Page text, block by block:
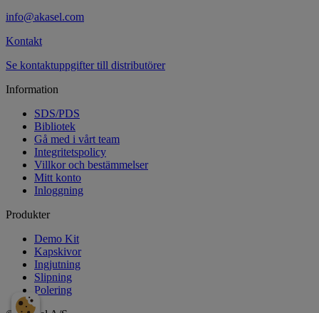
info@akasel.com
Kontakt
Se kontaktuppgifter till distributörer
Information
SDS/PDS
Bibliotek
Gå med i vårt team
Integritetspolicy
Villkor och bestämmelser
Mitt konto
Inloggning
Produkter
Demo Kit
Kapskivor
Ingjutning
Slipning
Polering